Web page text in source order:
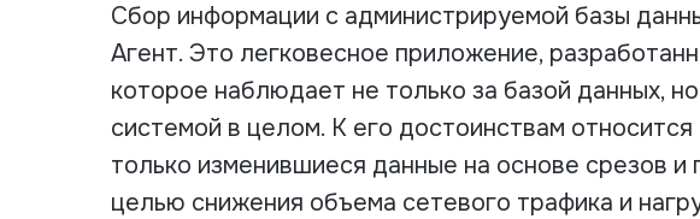
Сбор информации с администрируемой базы
Агент. Это легковесное приложение,
которое наблюдает не только за базой данных,
системой в целом. К его достоинствам
только изменившиеся данные на основе срезов и
целью снижения объема сетевого трафика и